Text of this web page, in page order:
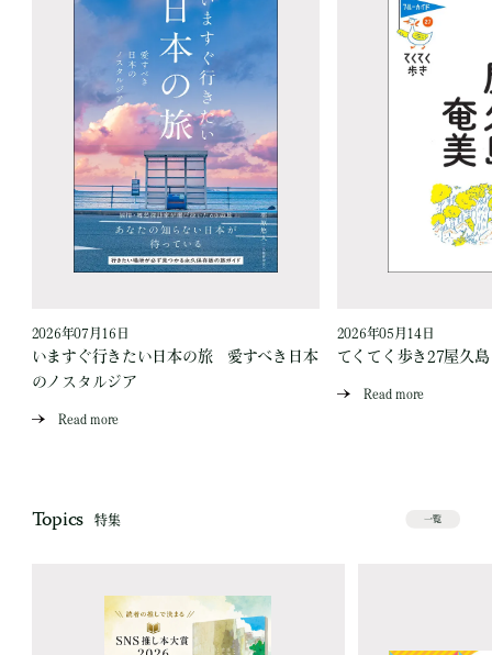
2026年07月16日
いますぐ行きたい日本の旅 愛すべき日本
のノスタルジア
Read more
2026年05月14日
てくてく歩き27屋久
Read more
Topics 特集 一覧